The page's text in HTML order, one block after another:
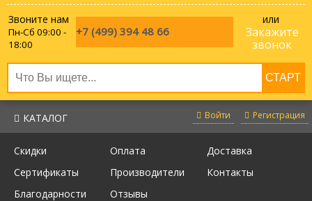
Войти Регистрация
КАТАЛОГ
Скидки Оплата
Доставка
Сертификаты
Производители
Контакты
Благодарности
Отзывы
Звоните нам
Пн-Сб 09:00 -
18:00
+7 (499) 394 48 66
или
Закажите
звонок